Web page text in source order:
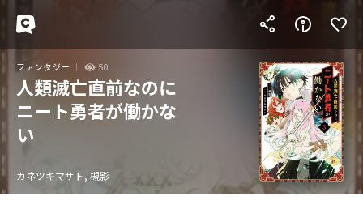
ファンタジー 50
人類滅亡直前なのに
ニート勇者が働かな
い
カネツキマサト, 槻影